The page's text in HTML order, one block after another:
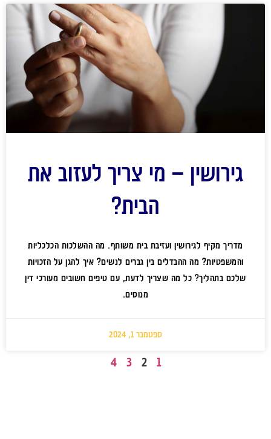
גירושין – מי צריך לעזוב את
הבית?
מדריך מקיף לגירושין ועזיבת בית משותף. מה ההשלכות הכלכליות
והמשפטיות? מה ההבדלים בין גברים לנשים? איך להגן על הזכויות
שלכם בתהליך? כל מה שצריך לדעת, עם טיפים חשובים מעורכי דין
מנוסים.
ספטמבר 1, 2024
1
2
3
4